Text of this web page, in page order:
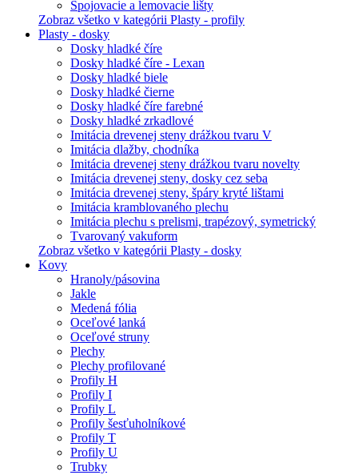
Spojovacie a lemovacie lišty
Zobraz všetko v kategórii Plasty - profily
Plasty - dosky
Dosky hladké číre
Dosky hladké číre - Lexan
Dosky hladké biele
Dosky hladké čierne
Dosky hladké číre farebné
Dosky hladké zrkadlové
Imitácia drevenej steny drážkou tvaru V
Imitácia dlažby, chodníka
Imitácia drevenej steny drážkou tvaru novelty
Imitácia drevenej steny, dosky cez seba
Imitácia drevenej steny, špáry kryté lištami
Imitácia kramblovaného plechu
Imitácia plechu s prelismi, trapézový, symetrický
Tvarovaný vakuform
Zobraz všetko v kategórii Plasty - dosky
Kovy
Hranoly/pásovina
Jakle
Medená fólia
Oceľové lanká
Oceľové struny
Plechy
Plechy profilované
Profily H
Profily I
Profily L
Profily šesťuholníkové
Profily T
Profily U
Trubky